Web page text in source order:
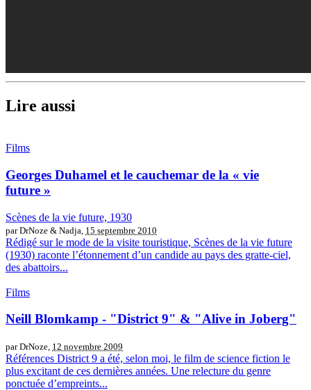
Lire aussi
Films
Georges Duhamel et le cauchemar de la « vie
future »
Scènes de la vie future, 1930
par DrNoze & Nadja, 15 septembre 2010
Rédigé sur le mode de la visite touristique, Scènes de la vie future
(1930) raconte l’étonnement d’un candide au pays des gratte-ciel,
des abattoirs...
Films
Neill Blomkamp - "District 9" & "Alive in Joberg"
par DrNoze, 12 novembre 2009
Références District 9 a été, selon moi, le film de science fiction le
plus excitant de ces dernières années. Une relecture du genre
ponctuée d’empreints...